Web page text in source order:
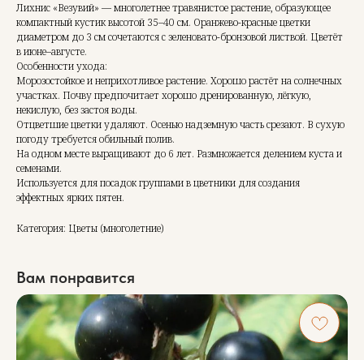
Лихнис «Везувий» — многолетнее травянистое растение, образующее
компактный кустик высотой 35–40 см. Оранжево-красные цветки
диаметром до 3 см сочетаются с зеленовато-бронзовой листвой. Цветёт
в июне–августе.
Особенности ухода:
Морозостойкое и неприхотливое растение. Хорошо растёт на солнечных
участках. Почву предпочитает хорошо дренированную, лёгкую,
некислую, без застоя воды.
Отцветшие цветки удаляют. Осенью надземную часть срезают. В сухую
погоду требуется обильный полив.
На одном месте выращивают до 6 лет. Размножается делением куста и
семенами.
Используется для посадок группами в цветники для создания
эффектных ярких пятен.
Категория: Цветы (многолетние)
Вам понравится